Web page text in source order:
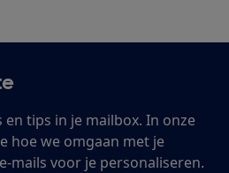
tips in je mailbox. In onze
hoe we omgaan met je
mails voor je personaliseren.